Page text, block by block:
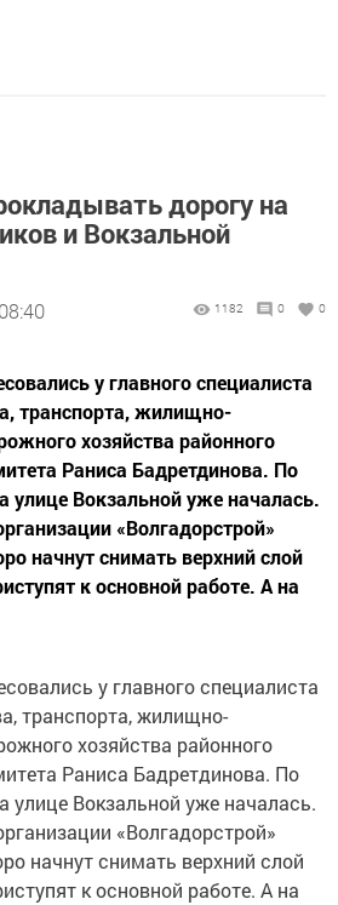
дорогу на
и Вокзальной
1182 0 0
у главного специалиста
транспорта, жилищно-
хозяйства районного
Раниса Бадретдинова. По
улице Вокзальной уже началась.
«Волгадорстрой»
начнут снимать верхний слой
к основной работе. А на
у главного специалиста
транспорта, жилищно-
хозяйства районного
Раниса Бадретдинова. По
улице Вокзальной уже началась.
«Волгадорстрой»
начнут снимать верхний слой
к основной работе. А на